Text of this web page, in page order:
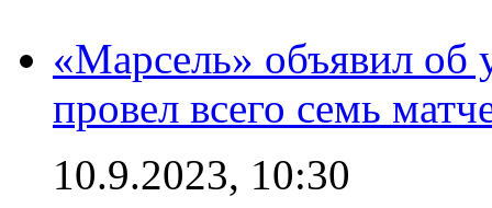
«Марсель» объявил об
провел всего семь
10.9.2023, 10:30